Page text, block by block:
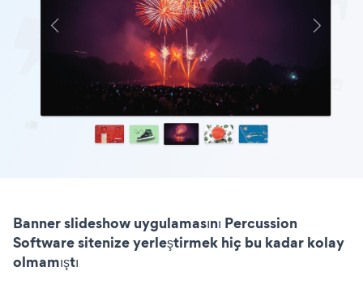
Banner slideshow uygulamasını Percussion
Software sitenize yerleştirmek hiç bu kadar kolay
olmamıştı